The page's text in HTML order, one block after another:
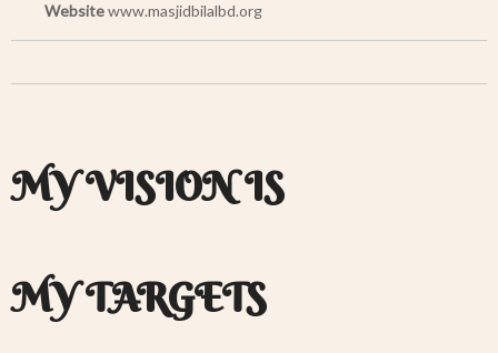
Websitewww.masjidbilalbd.org
MY VISION IS
MY TARGETS